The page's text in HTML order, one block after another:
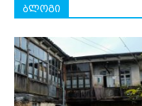
ბლოგი